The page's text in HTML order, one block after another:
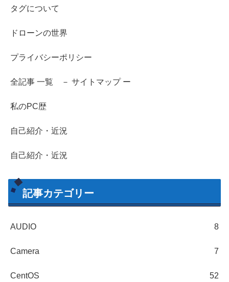
タグについて
ドローンの世界
プライバシーポリシー
全記事 一覧 － サイトマップ ー
私のPC歴
自己紹介・近況
自己紹介・近況
記事カテゴリー
AUDIO 8
Camera 7
CentOS 52